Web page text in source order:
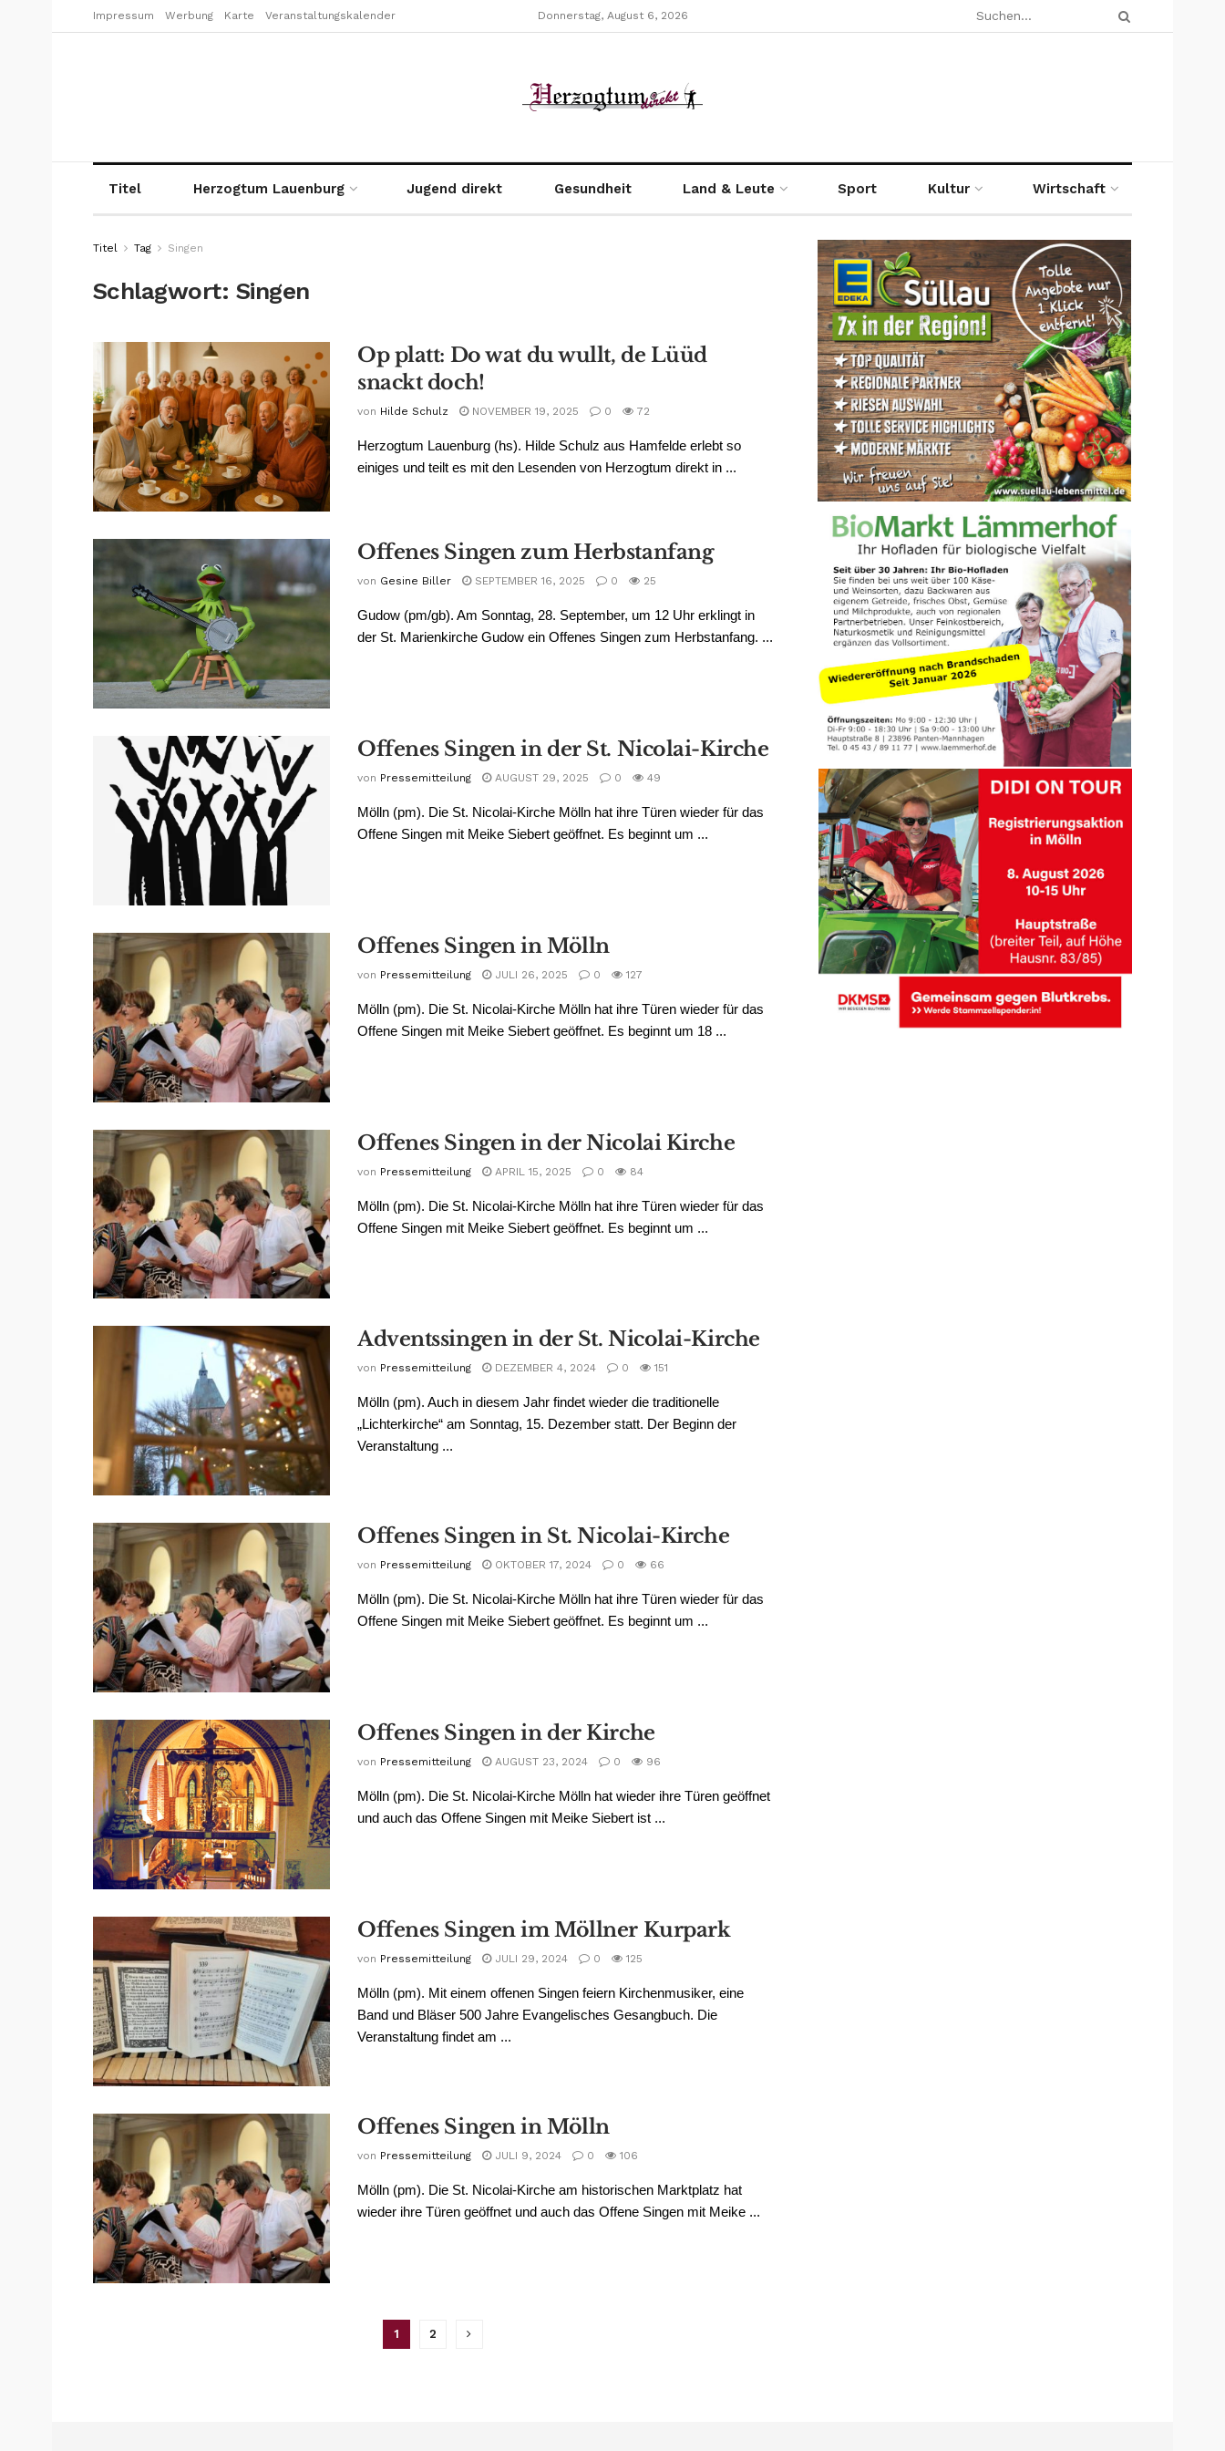
Impressum Werbung Karte Veranstaltungskalender Donnerstag, August 6, 2026
Titel Herzogtum Lauenburg Jugend direkt Gesundheit Land & Leute Sport Kultur Wirtschaft
Titel Tag Singen
Schlagwort: Singen
Op platt: Do wat du wullt, de Lüüd
snackt doch!
von Hilde Schulz NOVEMBER 19, 2025 0 72
Herzogtum Lauenburg (hs). Hilde Schulz aus Hamfelde erlebt so
einiges und teilt es mit den Lesenden von Herzogtum direkt in ...
Offenes Singen zum Herbstanfang
von Gesine Biller SEPTEMBER 16, 2025 0 25
Gudow (pm/gb). Am Sonntag, 28. September, um 12 Uhr erklingt in
der St. Marienkirche Gudow ein Offenes Singen zum Herbstanfang. ...
Offenes Singen in der St. Nicolai-Kirche
von Pressemitteilung AUGUST 29, 2025 0 49
Mölln (pm). Die St. Nicolai-Kirche Mölln hat ihre Türen wieder für das
Offene Singen mit Meike Siebert geöffnet. Es beginnt um ...
Offenes Singen in Mölln
von Pressemitteilung JULI 26, 2025 0 127
Mölln (pm). Die St. Nicolai-Kirche Mölln hat ihre Türen wieder für das
Offene Singen mit Meike Siebert geöffnet. Es beginnt um 18 ...
Offenes Singen in der Nicolai Kirche
von Pressemitteilung APRIL 15, 2025 0 84
Mölln (pm). Die St. Nicolai-Kirche Mölln hat ihre Türen wieder für das
Offene Singen mit Meike Siebert geöffnet. Es beginnt um ...
Adventssingen in der St. Nicolai-Kirche
von Pressemitteilung DEZEMBER 4, 2024 0 151
Mölln (pm). Auch in diesem Jahr findet wieder die traditionelle
„Lichterkirche“ am Sonntag, 15. Dezember statt. Der Beginn der
Veranstaltung ...
Offenes Singen in St. Nicolai-Kirche
von Pressemitteilung OKTOBER 17, 2024 0 66
Mölln (pm). Die St. Nicolai-Kirche Mölln hat ihre Türen wieder für das
Offene Singen mit Meike Siebert geöffnet. Es beginnt um ...
Offenes Singen in der Kirche
von Pressemitteilung AUGUST 23, 2024 0 96
Mölln (pm). Die St. Nicolai-Kirche Mölln hat wieder ihre Türen geöffnet
und auch das Offene Singen mit Meike Siebert ist ...
Offenes Singen im Möllner Kurpark
von Pressemitteilung JULI 29, 2024 0 125
Mölln (pm). Mit einem offenen Singen feiern Kirchenmusiker, eine
Band und Bläser 500 Jahre Evangelisches Gesangbuch. Die
Veranstaltung findet am ...
Offenes Singen in Mölln
von Pressemitteilung JULI 9, 2024 0 106
Mölln (pm). Die St. Nicolai-Kirche am historischen Marktplatz hat
wieder ihre Türen geöffnet und auch das Offene Singen mit Meike ...
1 2